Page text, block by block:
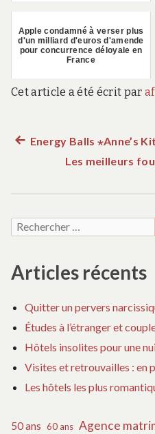
Apple condamné à verser plus
d'un milliard d'euros d'amende
pour concurrence déloyale en
France
Cet article a été écrit par
Navigation
l’article
Article
précédent :
Energy Balls ⋆Anne’s
Les meilleurs
Recherche
Articles récents
Quitter un pervers
Études à l’étranger et
Hôtels insolites pour une
Visites et retrouvailles : en
Les hôtels les plus
50 ans 60 ans Agence